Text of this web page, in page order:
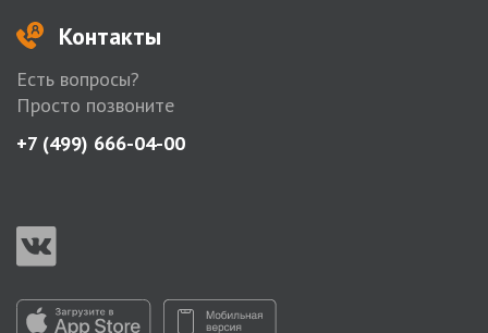
Контакты
Есть вопросы?
Просто позвоните
+7 (499) 666-04-00